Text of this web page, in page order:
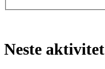
Neste aktivitet